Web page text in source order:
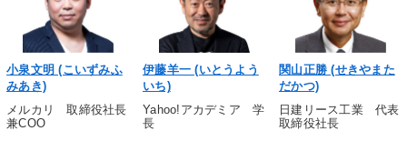
小泉文明 (こいずみふ
みあき)
メルカリ 取締役社長
兼COO
伊藤羊一 (いとうよう
いち)
Yahoo!アカデミア 学
長
関山正勝 (せきやまた
だかつ)
日建リース工業 代表
取締役社長